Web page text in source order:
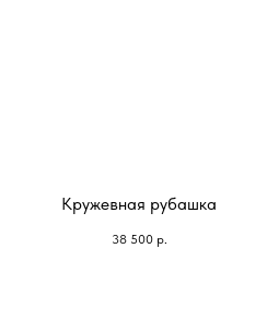
Кружевная рубашка
38 500 р.